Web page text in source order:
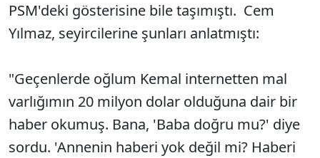
PSM'deki gösterisine bile taşımıştı. Cem
Yılmaz, seyircilerine şunları anlatmıştı:
"Geçenlerde oğlum Kemal internetten mal
varlığımın 20 milyon dolar olduğuna dair bir
haber okumuş. Bana, 'Baba doğru mu?' diye
sordu. 'Annenin haberi yok değil mi? Haberi